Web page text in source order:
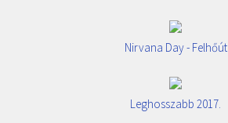
Nirvana Day - Felhőút
Leghosszabb 2017.